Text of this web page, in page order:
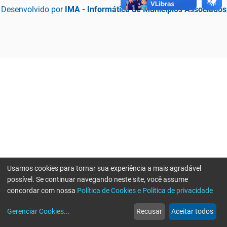
Desenvolvido por IMA - Informática de Municípios Associados
web
Notícias
more_horiz
Mais
Usamos cookies para tornar sua experiência a mais agradável
possível. Se continuar navegando neste site, você assume
concordar com nossa Política de Cookies e Política de privacidade
Gerenciar Cookies... Recusar Aceitar todos
Erro ao enviar informações, por favor tente novamente